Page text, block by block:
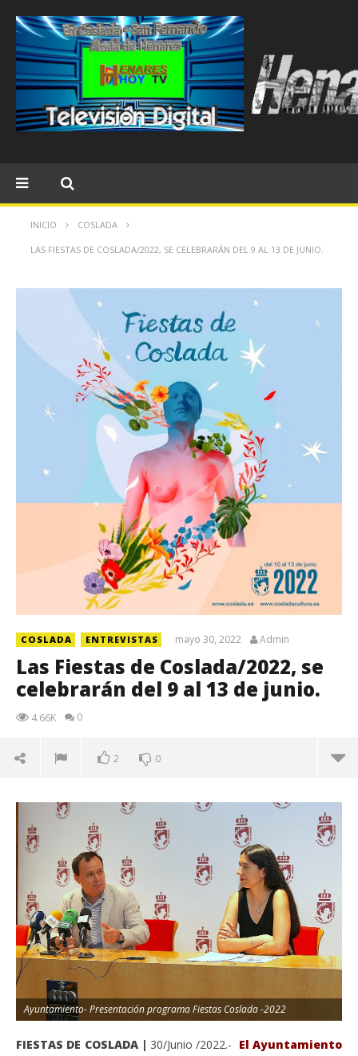
INICIO COSLADA
LAS FIESTAS DE COSLADA/2022, SE CELEBRARÁN DEL 9 AL 13 DE JUNIO.
COSLADA ENTREVISTAS mayo 30, 2022 Admin
Las Fiestas de Coslada/2022, se
celebrarán del 9 al 13 de junio.
4.66K 0
2 0
VIENDO AHORA
13 de junio.
de
Ayuntamiento- Presentación programa Fiestas Coslada -2022
FIESTAS DE COSLADA | 30/Junio /2022.- El Ayuntamiento